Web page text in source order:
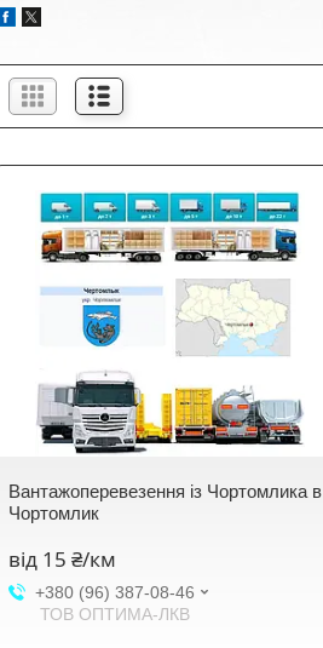
Вантажоперевезення із Чортомлика в
Чортомлик
від 15 ₴/км
+380 (96) 387-08-46
ТОВ ОПТИМА-ЛКВ